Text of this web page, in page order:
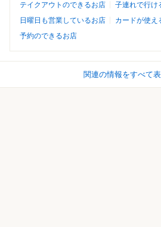
テイクアウトのできるお店
子連れで行け
日曜日も営業しているお店
カードが使え
予約のできるお店
関連の情報をすべて